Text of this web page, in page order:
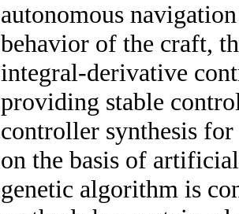
autonomous
behavior of the craft,
integral-derivative
providing stable
controller synthesis
on the basis of
genetic algorithm is